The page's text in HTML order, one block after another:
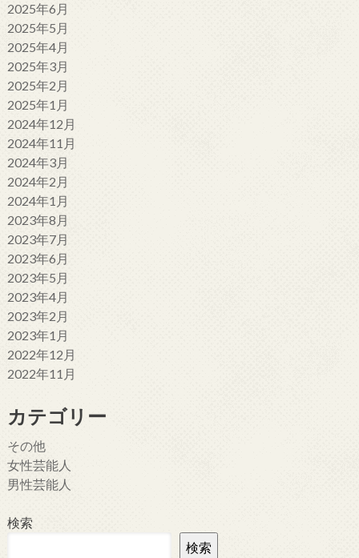
2025年6月
2025年5月
2025年4月
2025年3月
2025年2月
2025年1月
2024年12月
2024年11月
2024年3月
2024年2月
2024年1月
2023年8月
2023年7月
2023年6月
2023年5月
2023年4月
2023年2月
2023年1月
2022年12月
2022年11月
カテゴリー
その他
女性芸能人
男性芸能人
検索
検索